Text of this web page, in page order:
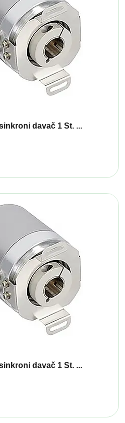
davač 1 St. ...
davač 1 St. ...